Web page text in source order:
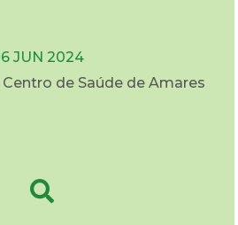
JUN 2024
de Saúde de Amares